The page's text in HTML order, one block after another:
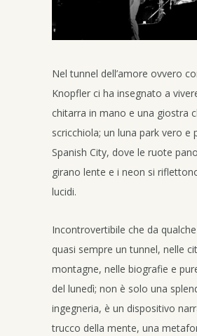
Nel tunnel dell’amore ovvero
Knopfler ci ha insegnato a
chitarra in mano e una giostra
scricchiola; un luna park vero e
Spanish City, dove le ruote
girano lente e i neon si
lucidi.
Incontrovertibile che da
quasi sempre un tunnel, nelle
montagne, nelle biografie e
del lunedì; non è solo una
ingegneria, è un dispositivo
trucco della mente, una